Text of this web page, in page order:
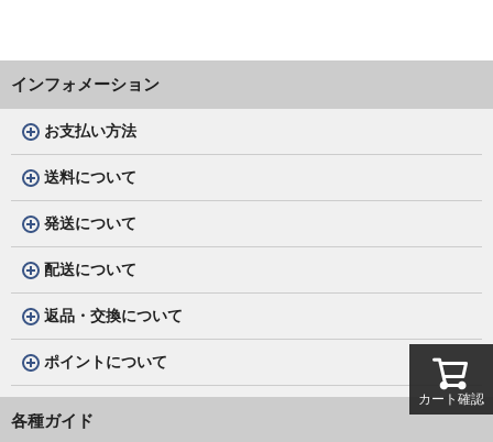
インフォメーション
お支払い方法
送料について
発送について
配送について
返品・交換について
ポイントについて
各種ガイド
カート確認